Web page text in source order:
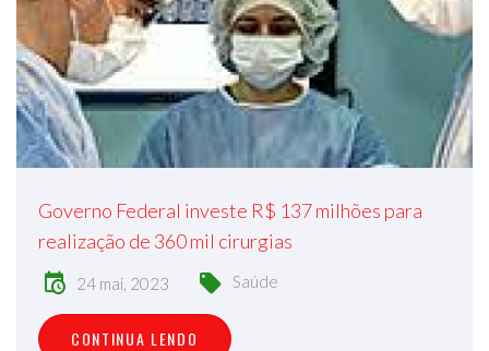
Governo Federal investe R$ 137 milhões para
realização de 360 mil cirurgias
24 mai, 2023 Saúde
CONTINUA LENDO